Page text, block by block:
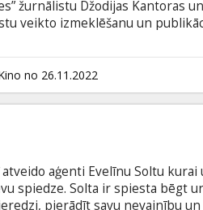
žurnālistu Džodijas Kantoras
veikto izmeklēšanu un
uzmākšanos sievietēm
par drosmi, uzdrīkstēšanos
Filma angļu valodā ar
no 26.11.2022
aģenti Evelīnu Soltu
spiedze. Solta ir spiesta bēgt
pierādīt savu nevainību